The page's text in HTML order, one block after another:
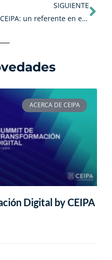
SIGUIENTE
CEIPA: un referente en educación digital
ACERCA DE CEIPA
Digital by CEIPA